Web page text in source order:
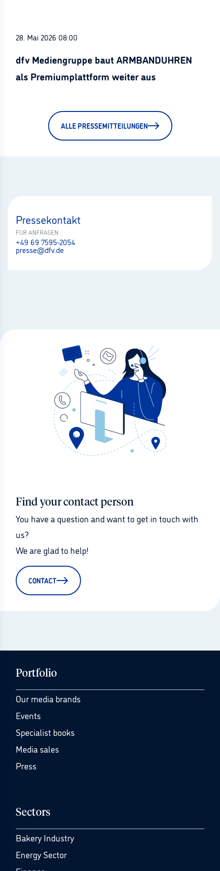
28. Mai 2026 08:00
dfv Mediengruppe baut ARMBANDUHREN
als Premiumplattform weiter aus
ALLE PRESSEMITTEILUNGEN
Pressekontakt
FÜR ANFRAGEN
+49 69 7595-2054
presse@dfv.de
Find your contact person
You have a question and want to get in touch with
us?
We are glad to help!
CONTACT
Portfolio
Our media brands
Events
Specialist books
Media sales
Press
Sectors
Bakery Industry
Energy Sector